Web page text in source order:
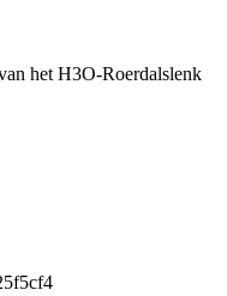
het H3O-Roerdalslenk